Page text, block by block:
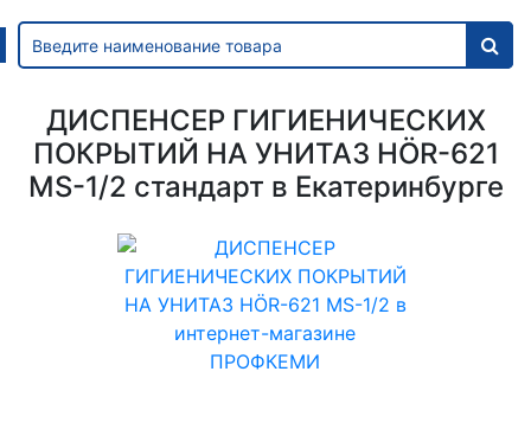
ДИСПЕНСЕР ГИГИЕНИЧЕСКИХ
ПОКРЫТИЙ НА УНИТАЗ HÖR-621
MS-1/2 стандарт в Екатеринбурге